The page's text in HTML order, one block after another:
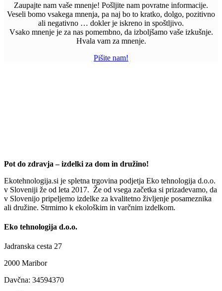
Zaupajte nam vaše mnenje! Pošljite nam povratne informacije.
Veseli bomo vsakega mnenja, pa naj bo to kratko, dolgo, pozitivno
ali negativno … dokler je iskreno in spoštljivo.
Vsako mnenje je za nas pomembno, da izboljšamo vaše izkušnje.
Hvala vam za mnenje.
Pišite nam!
Pot do zdravja – izdelki za dom in družino!
Ekotehnologija.si je spletna trgovina podjetja Eko tehnologija d.o.o.
v Sloveniji že od leta 2017. Že od vsega začetka si prizadevamo, da
v Slovenijo pripeljemo izdelke za kvalitetno življenje posameznika
ali družine. Strmimo k ekološkim in varčnim izdelkom.
Eko tehnologija d.o.o.
Jadranska cesta 27
2000 Maribor
Davčna: 34594370